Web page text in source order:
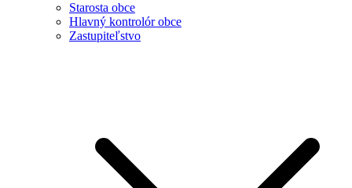
Starosta obce
Hlavný kontrolór obce
Zastupiteľstvo